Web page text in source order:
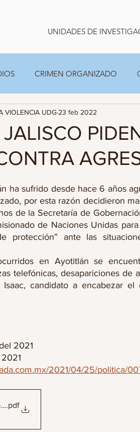
UNIDADES DE
CRIMEN ORGANIZADO
FAMILIAS ESTADISTICA
VIOLENCIA UDG 23 feb 2022
ha sufrido desde hace 6 años
por esta razón decidieron
de la Secretaría de
de Naciones Unidas
protección” ante las
en Ayotitlán se
telefónicas, desapariciones de
candidato a encabezar el
2021
2021/04/25/politica/
protección contra agresiones
.pdf